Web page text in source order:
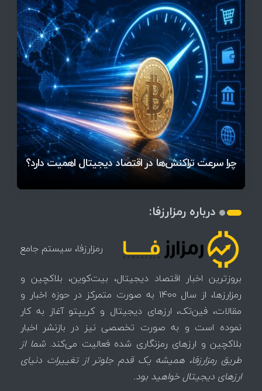
چرا سرعت تراکنش‌ها در اقتصاد دیجیتال اهمیت دارد؟
آخرین وضعیت بازار رمزارزها در جهان / مهم‌ترین
تهدید بیت‌کوین مشخص شد
اتفاق تاریخی در بازار رمزارزها / بیت‌کوین سبز شد
قیمت تتر، بیت‌کوین و اتریوم امروز دوشنبه ۵ مرداد
۱۴۰۵ | بیت‌کوین این مرز را از دست بدهد، همه‌چیز
تغییر می‌کند
رقابت پنهان دولت‌ها بر سر بیت‌کوین/ ۱۰ کشور برتر
کدامند؟
اتفاق مهم در بازار رمزارزها / بیت‌کوین وارد فاز تازه شد
تازه‌ترین رسوایی ارز دیجیتال؛ شکایت میلیاردی روی
میز / ۶۲۲ بیت‌کوین کجا رفت؟
بحران بدهی شرکت‌ها و خطر فروش اجباری میلیاردها
دلار بیت‌کوین
درباره رمزارزفا:
رمزارزفا، سیستم جامع
بروزترین اخبار اقتصاد دیجیتال، بیت‌کوین، بلاکچین و
رمزارزها، از سال 1400 به صورت متمرکز در حوزه اخبار و
مقالات، فین‌تک، ارزهای‌ دیجیتال و کریپتو آغاز به کار
نموده است و به صورت تخصصی نیز در بازنشر اخبار
بلاکچین و ارزهای رمزنگاری شده فعالیت می‌کند.شما از
طریق رمزارزفا، همیشه یک قدم جلوتر از تغییرات دنیای
ارزهای دیجیتال خواهید بود.